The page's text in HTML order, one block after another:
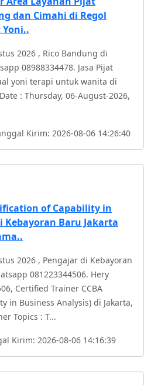
dan Cimahi di Regol
2026 , Rico Bandung di
08988334478. Jasa Pijat
yoni terapi untuk wanita di
: Thursday, 06-August-2026,
Kirim: 2026-08-06 14:26:40
of Capability in
Kebayoran Baru Jakarta
2026 , Pengajar di Kebayoran
081223344506. Hery
Certified Trainer CCBA
in Business Analysis) di Jakarta,
Topics : T...
Kirim: 2026-08-06 14:16:39